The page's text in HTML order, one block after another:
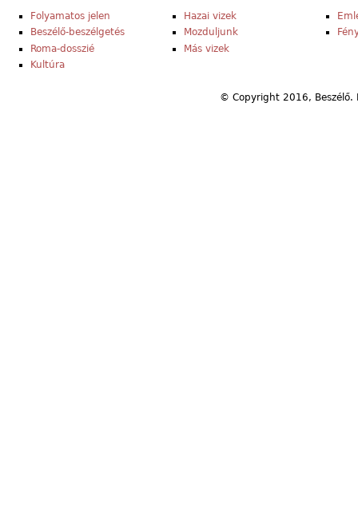
Folyamatos jelen
Beszélő-beszélgetés
Roma-dosszié
Kultúra
Hazai vizek
Mozduljunk
Más vizek
© Copyright 2016,